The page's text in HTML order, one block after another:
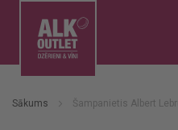
Sākums Šampanietis Albert